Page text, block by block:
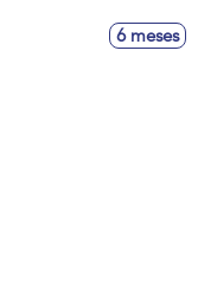
6 meses